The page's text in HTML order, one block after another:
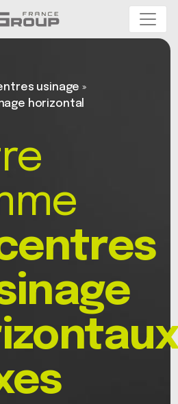
usinage »
horizontal